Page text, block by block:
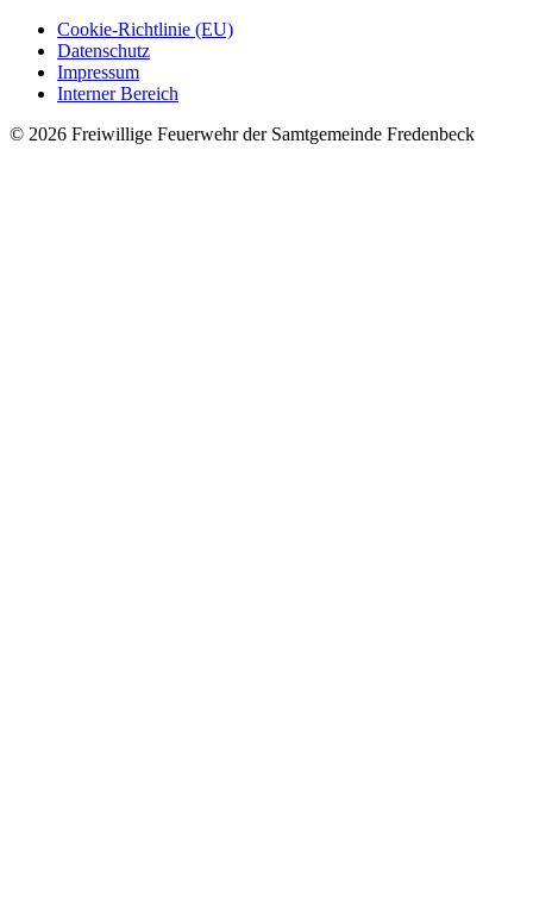
Cookie-Richtlinie (EU)
Datenschutz
Impressum
Interner Bereich
© 2026 Freiwillige Feuerwehr der Samtgemeinde Fredenbeck